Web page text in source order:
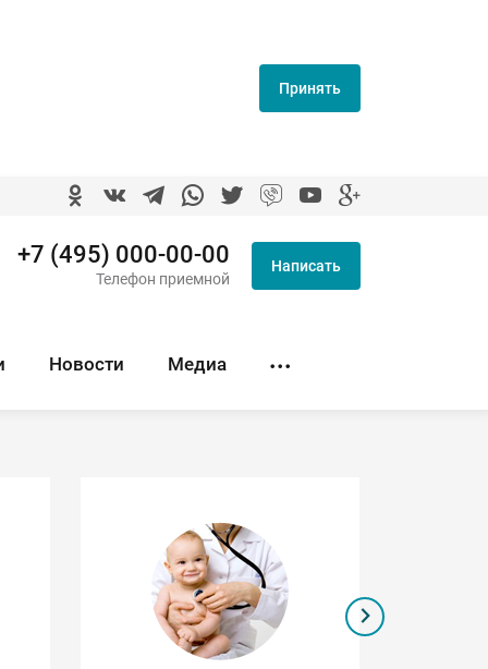
Принять
+7 (495) 000-00-00
Телефон приемной
Написать
Новости Медиа